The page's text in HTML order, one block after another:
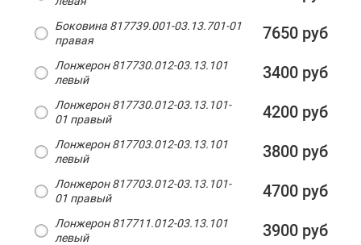
Боковина 817739.001-03.13.701-01
правая
7650 руб
Лонжерон 817730.012-03.13.101
левый
3400 руб
Лонжерон 817730.012-03.13.101-
01 правый
4200 руб
Лонжерон 817703.012-03.13.101
левый
3800 руб
Лонжерон 817703.012-03.13.101-
01 правый
4700 руб
Лонжерон 817711.012-03.13.101
левый
3900 руб